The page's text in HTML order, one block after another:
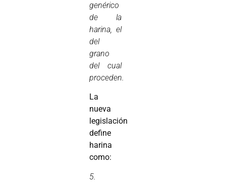
genérico
de la
harina, el
del
grano
del cual
proceden.
La
nueva
legislación
define
harina
como:
5.